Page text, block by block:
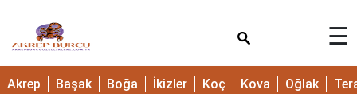
☰
Akrep Başak Boğa İkizler Koç Kova Oğlak